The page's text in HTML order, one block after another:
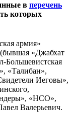
в перечень
которых
армия»
«Джабхат
Большевистская
«Талибан»,
Иеговы»,
«НСО»,
Валерьевич.